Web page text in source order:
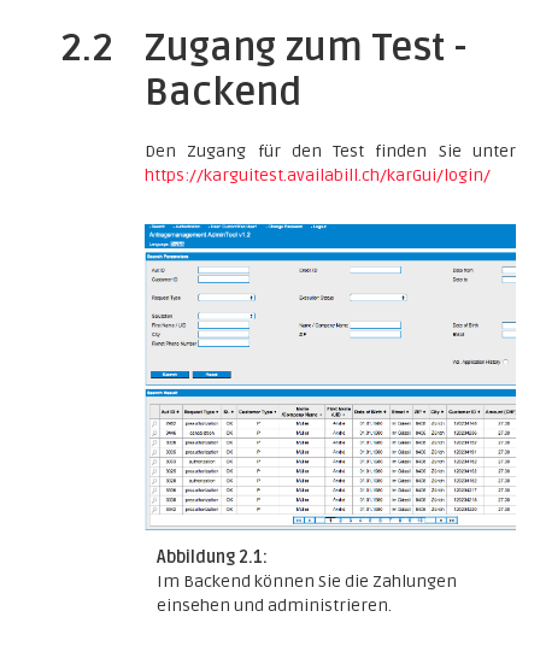
2.2
Zugang zum Test -
Backend
Den Zugang für den Test finden Sie unter
https://karguitest.availabill.ch/karGui/login/
Abbildung 2.1:
Im Backend können Sie die Zahlungen
einsehen und administrieren.